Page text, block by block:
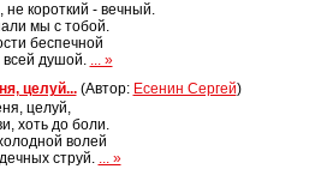
короткий - вечный.
мы с тобой.
беспечной
душой. ... »
целуй...(Автор: Есенин Сергей)
целуй,
хоть до боли.
волей
струй. ... »